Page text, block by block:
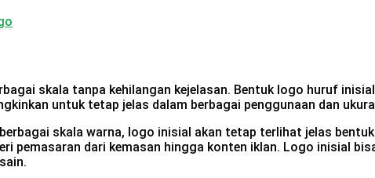
skala tanpa kehilangan kejelasan. Bentuk logo huruf
untuk tetap jelas dalam berbagai penggunaan dan
skala warna, logo inisial akan tetap terlihat jelas
pemasaran dari kemasan hingga konten iklan. Logo inisial